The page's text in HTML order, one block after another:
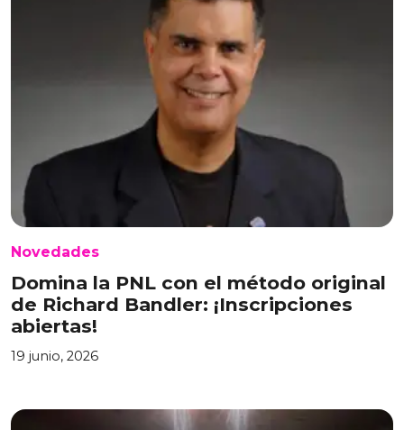
Novedades
Domina la PNL con el método original
de Richard Bandler: ¡Inscripciones
abiertas!
19 junio, 2026